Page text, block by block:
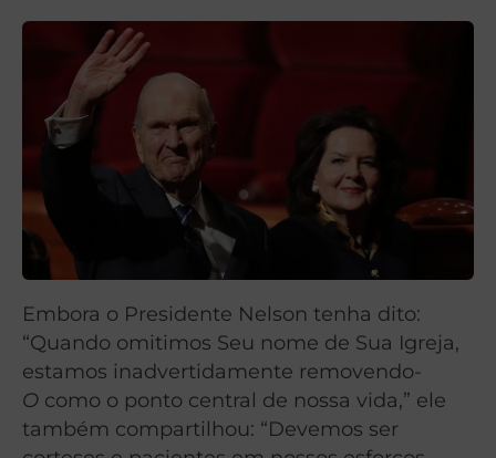
Embora o Presidente Nelson tenha dito:
“Quando omitimos Seu nome de Sua Igreja,
estamos inadvertidamente removendo-
O como o ponto central de nossa vida,” ele
também compartilhou: “Devemos ser